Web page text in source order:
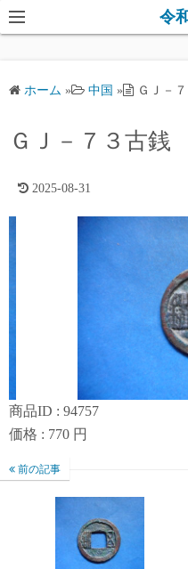
コ
ン
プ
令
ホーム » 中国 » ＧＪ－
ＧＪ－７３古
2025-08-31
商品ID : 94757
価格 : 770 円
前の記事